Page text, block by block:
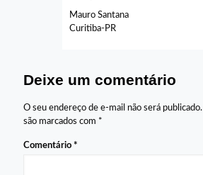
Mauro Santana
Curitiba-PR
Deixe um comentário
O seu endereço de e-mail não será publicado.
são marcados com *
Comentário *